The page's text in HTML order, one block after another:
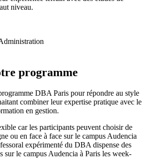
niveau.
programme
DBA Paris pour répondre au style
combiner leur expertise pratique avec le
en gestion.
car les participants peuvent choisir de
ou en face à face sur le campus Audencia
expérimenté du DBA dispense des
sur le campus Audencia à Paris les week-